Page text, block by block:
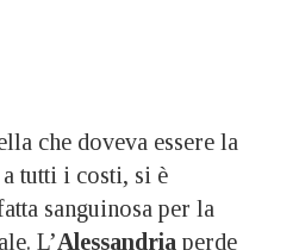
che doveva essere la
tutti i costi, si è
sanguinosa per la
L’Alessandria perde